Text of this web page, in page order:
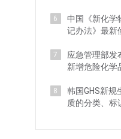
6
中国《新化学
记办法》最新
7
应急管理部发
新增危险化学
8
韩国GHS新规
质的分类、标